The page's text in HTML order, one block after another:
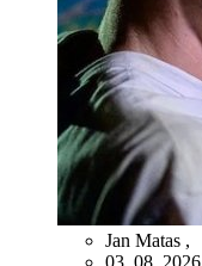
Jan Matas ,
03. 08. 2026